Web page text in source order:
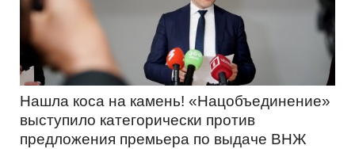
Нашла коса на камень! «Нацобъединение»
выступило категорически против
предложения премьера по выдаче ВНЖ